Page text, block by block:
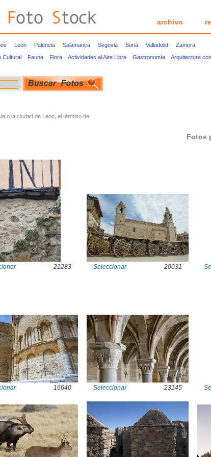
archivo
León Palencia Salamanca Segovia Soria Valladolid
Zamora
Cultural Fauna Flora Actividades al Aire Libre Gastronomía Arquitectura
o la ciudad de León, el término de
Fotos
21283 Seleccionar 20031
16640 Seleccionar 23145